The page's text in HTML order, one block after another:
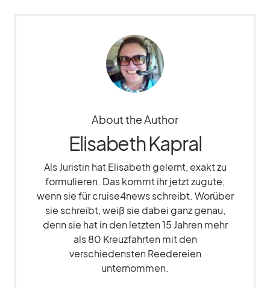
About the Author
Elisabeth Kapral
Als Juristin hat Elisabeth gelernt, exakt zu
formulieren. Das kommt ihr jetzt zugute,
wenn sie für cruise4news schreibt. Worüber
sie schreibt, weiß sie dabei ganz genau,
denn sie hat in den letzten 15 Jahren mehr
als 80 Kreuzfahrten mit den
verschiedensten Reedereien
unternommen.